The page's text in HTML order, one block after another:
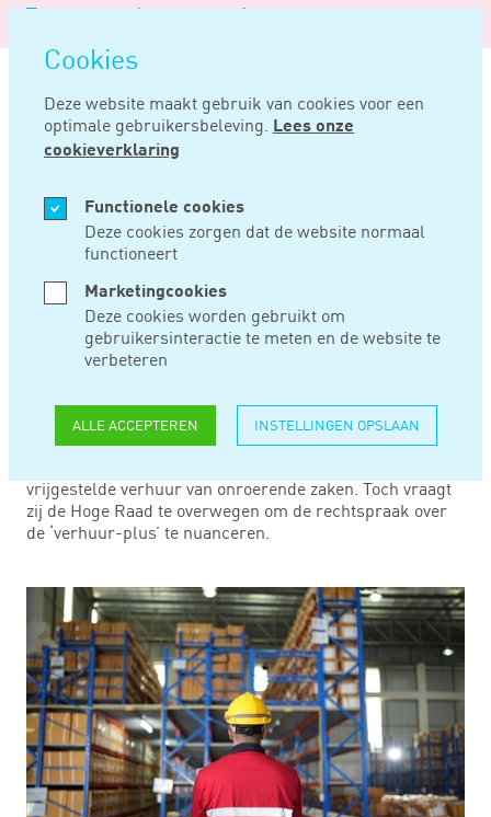
overslaan
Cookies
Deze website maakt gebruik van cookies voor een
optimale gebruikersbeleving. Lees onze
cookieverklaring
Functionele cookies
Deze cookies zorgen dat de website normaal
functioneert
Marketingcookies
Deze cookies worden gebruikt om
gebruikersinteractie te meten en de website te
verbeteren
ALLE ACCEPTEREN INSTELLINGEN OPSLAAN
Logo
Noord
Negentig
Home Nieuws A-g vraagt om nuancering ‘verhuur-plus’
JUL 17, 2024
A-G VRAAGT OM
NUANCERING
‘VERHUUR-PLUS’
Advocaat-generaal Ettema ziet de verhuur van
vrijgestelde verhuur van onroerende zaken. Toch vraagt
zij de Hoge Raad te overwegen om de rechtspraak over
de ‘verhuur-plus’ te nuanceren.